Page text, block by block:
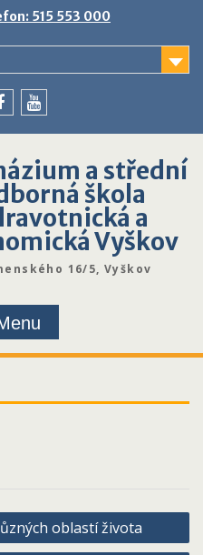
515 553 000
a střední
škola
a
Vyškov
16/5, Vyškov
oblastí života